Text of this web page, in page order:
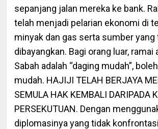
sepanjang jalan mereka ke bank.
telah menjadi pelarian ekonomi di
minyak dan gas serta sumber yang
dibayangkan. Bagi orang luar, ramai
Sabah adalah “daging mudah”,
mudah. HAJIJI TELAH BERJAYA
SEMULA HAK KEMBALI DARIPADA
PERSEKUTUAN. Dengan
diplomasinya yang tidak